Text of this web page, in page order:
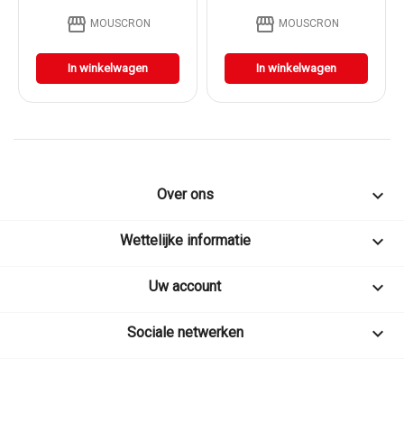
storefront MOUSCRON
In winkelwagen
storefront MOUSCRON
In winkelwagen
Over ons 
Wettelijke informatie 
Uw account 
Sociale netwerken 